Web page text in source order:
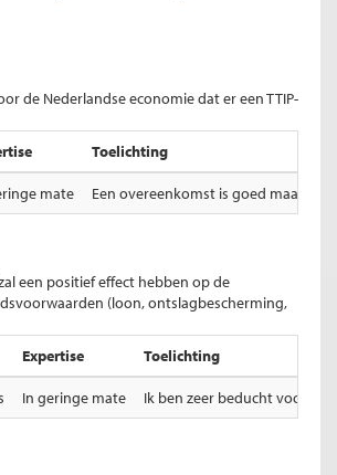
de Nederlandse economie dat er een TTIP-
Toelichting
mate Een overeenkomst is goed maar
een positief effect hebben op de
(loon, ontslagbescherming,
Expertise Toelichting
In geringe mate Ik ben zeer beducht voor de